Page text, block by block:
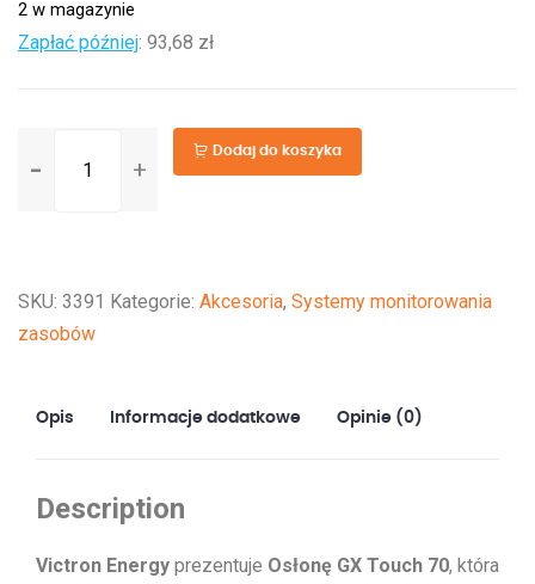
2 w magazynie
Zapłać później: 93,68 zł
Osłona
Dodaj do koszyka
SKU: 3391 Kategorie: Akcesoria, Systemy monitorowania
zasobów
Opis Informacje dodatkowe Opinie (0)
Description
Victron Energy prezentuje Osłonę GX Touch 70, która